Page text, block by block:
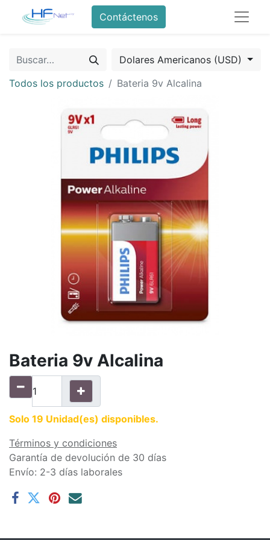
Contáctenos
Dolares Americanos (USD)
Todos los productos
Bateria 9v Alcalina
Bateria 9v Alcalina
Solo 19 Unidad(es) disponibles.
Términos y condiciones
Garantía de devolución de 30 días
Envío: 2-3 días laborales